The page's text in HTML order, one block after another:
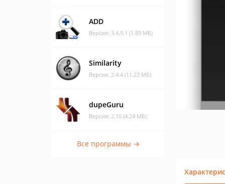
ADD
Версия: 3.4.5.1 (1.89 МБ)
Similarity
Версия: 2.4.4 (11.23 МБ)
dupeGuru
Версия: 2.10 (4.24 МБ)
Все программы →